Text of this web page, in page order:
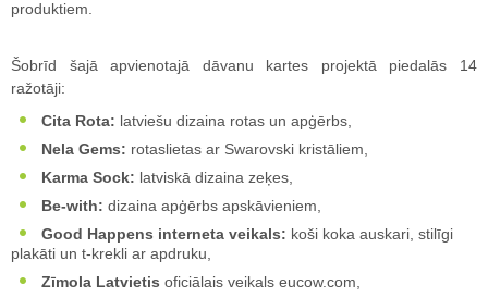
produktiem.
Šobrīd šajā apvienotajā dāvanu kartes projektā piedalās 14
ražotāji:
Cita Rota: latviešu dizaina rotas un apģērbs,
Nela Gems: rotaslietas ar Swarovski kristāliem,
Karma Sock: latviskā dizaina zeķes,
Be-with: dizaina apģērbs apskāvieniem,
Good Happens interneta veikals: koši koka auskari, stilīgi
plakāti un t-krekli ar apdruku,
Zīmola Latvietis oficiālais veikals eucow.com,